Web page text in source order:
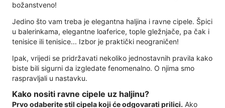
božanstveno!
Jedino što vam treba je elegantna haljina i ravne cipele. Špici
u balerinkama, elegantne loaferice, tople gležnjače, pa čak i
tenisice ili tenisice... Izbor je praktički neograničen!
Ipak, vrijedi se pridržavati nekoliko jednostavnih pravila kako
biste bili sigurni da izgledate fenomenalno. O njima smo
raspravljali u nastavku.
Kako nositi ravne cipele uz haljinu?
Prvo odaberite stil cipela koji će odgovarati prilici. Ako